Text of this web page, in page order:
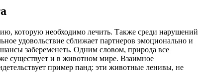
которую необходимо лечить. Также среди нарушений
удовольствие сближает партнеров эмоционально и
забеременеть. Одним словом, природа все
существует и в животном мире. Взаимное
пример панд: эти животные ленивы, не